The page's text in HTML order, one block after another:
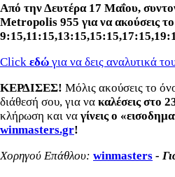
Από την Δευτέρα 17 Μαΐου,
Metropolis 955 για να ακούσεις
Click εδώ για να δεις αναλυτικά
ΚΕΡΔΙΣΕΣ! Μόλις ακούσεις το
διάθεσή σου, για να καλέσεις στο
κλήρωση και να γίνεις ο
winmasters.gr!
Χορηγού Επάθλου: winmasters -